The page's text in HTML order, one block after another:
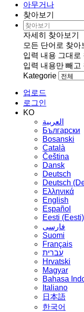
아무거나
찾아보기
자세히 찾아보기
모든 단어로 찾아
입력 내용 그대로
입력 내용만 빼고
Kategorie
업로드
로그인
KO
العربية
Български
Bosanski
Сatalà
Čeština
Dansk
Deutsch
Deutsch
Ελληνικά
English
Español
Eesti (Eesti)
فارسی
Suomi
Français
עברית
Hrvatski
Magyar
Bahasa
Italiano
日本語
한국어